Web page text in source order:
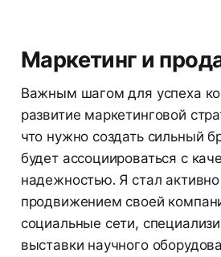
Маркетинг и
Важным шагом для успеха
развитие маркетинговой
что нужно создать сильный
будет ассоциироваться с
надежностью. Я стал
продвижением своей
социальные сети,
выставки научного